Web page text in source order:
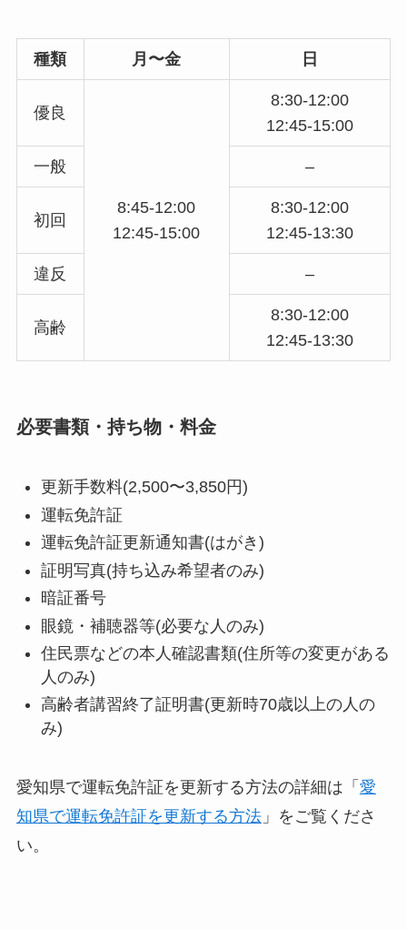
種類 月〜金 日
優良
8:45-12:00
12:45-15:00
8:30-12:00
12:45-15:00
一般 –
初回
8:30-12:00
12:45-13:30
違反 –
高齢
8:30-12:00
12:45-13:30
必要書類・持ち物・料金
更新手数料(2,500〜3,850円)
運転免許証
運転免許証更新通知書(はがき)
証明写真(持ち込み希望者のみ)
暗証番号
眼鏡・補聴器等(必要な人のみ)
住民票などの本人確認書類(住所等の変更がある
人のみ)
高齢者講習終了証明書(更新時70歳以上の人の
み)
愛知県で運転免許証を更新する方法の詳細は「 愛
知県で運転免許証を更新する方法」をご覧くださ
い。